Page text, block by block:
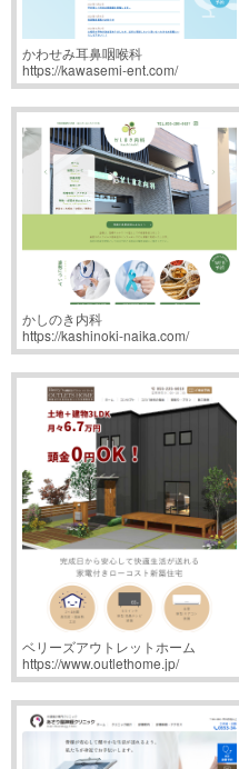
かわせみ耳鼻咽喉科
https://kawasemi-ent.com/
かしのき内科
https://kashinoki-naika.com/
ベリーズアウトレットホーム
https://www.outlethome.jp/